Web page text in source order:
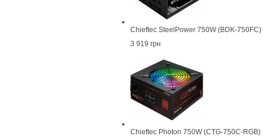
Chieftec SteelPower 750W (BDK-750FC)
3 919 грн
Chieftec Photon 750W (CTG-750C-RGB)